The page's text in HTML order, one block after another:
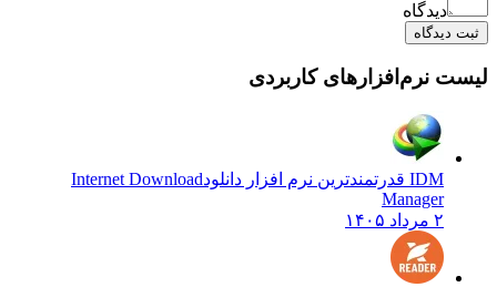
دیدگاه
نرم‌افزارهای کاربردی
Internet Download
Manager